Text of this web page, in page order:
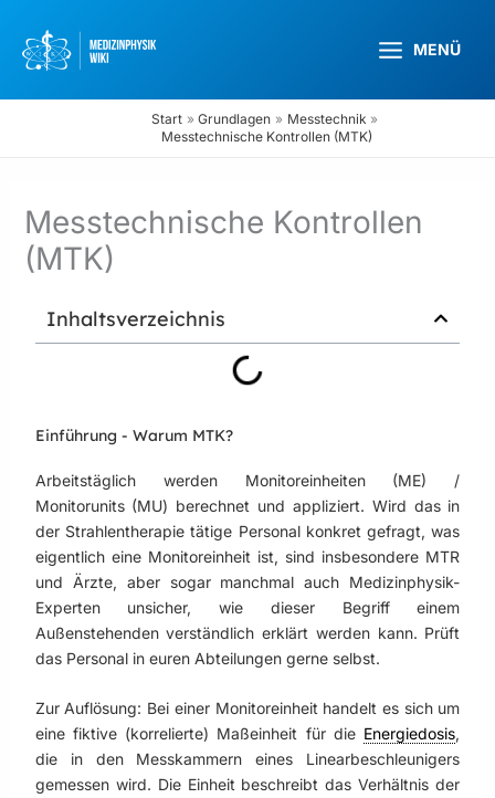
Inhalt
springen
MENÜ
Start Grundlagen
Messtechnik
Messtechnische Kontrollen (MTK)
Messtechnische Kontrollen
(MTK)
Inhaltsverzeichnis
Einführung - Warum MTK?
Arbeitstäglich werden Monitoreinheiten (ME) /
Monitorunits (MU) berechnet und appliziert. Wird das in
der Strahlentherapie tätige Personal konkret gefragt, was
eigentlich eine Monitoreinheit ist, sind insbesondere MTR
und Ärzte, aber sogar manchmal auch Medizinphysik-
Experten unsicher, wie dieser Begriff einem
Außenstehenden verständlich erklärt werden kann. Prüft
das Personal in euren Abteilungen gerne selbst.
Zur Auflösung: Bei einer Monitoreinheit handelt es sich um
eine fiktive (korrelierte) Maßeinheit für die Energiedosis,
die in den Messkammern eines Linearbeschleunigers
gemessen wird. Die Einheit beschreibt das Verhältnis der